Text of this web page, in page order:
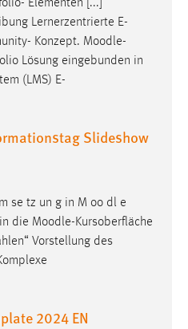
Elementen [...]
Lernerzentrierte E-
Konzept. Moodle-
Lösung eingebunden in
(LMS) E-
Slideshow
se tz un g in M oo dl e
die Moodle-Kursoberfläche
Vorstellung des
2024 EN